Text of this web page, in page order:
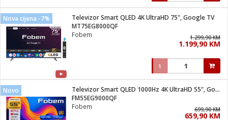
Nova cijena -7%
Televizor Smart QLED 4K UltraHD 75", Google TV
MT75EG8000QF
Fobem
1.299,90 KM
1.199,90 KM
1
Novo
Televizor Smart QLED 1000Hz 4K UltraHD 55", Google TV
FM55EG9000QF
Fobem
699,90 KM
659,90 KM